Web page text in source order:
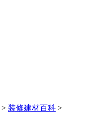
> 装修建材百科 >